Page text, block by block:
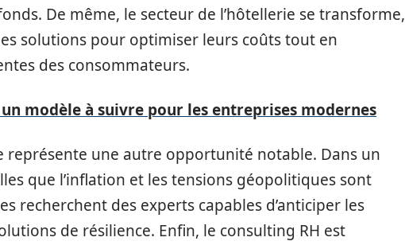
De même, le secteur de l’hôtellerie se transforme,
solutions pour optimiser leurs coûts tout en
des consommateurs.
modèle à suivre pour les entreprises modernes
représente une autre opportunité notable. Dans un
que l’inflation et les tensions géopolitiques sont
recherchent des experts capables d’anticiper les
de résilience. Enfin, le consulting RH est